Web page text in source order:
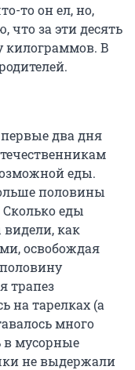
то он ел, но,
что за эти десять
килограммов. В
два дня
еды.
половины
еды
как
освобождая
трапез
на тарелках (а
много
в мусорные
не выдержали